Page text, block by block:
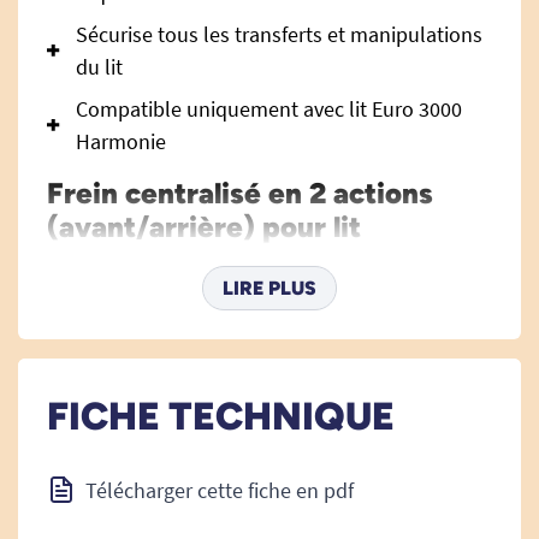
Sécurise tous les transferts et manipulations
du lit
Compatible uniquement avec lit Euro 3000
Harmonie
Frein centralisé en 2 actions
(avant/arrière) pour lit
médicalisé Euro 3000 Harmonie
– Sécurité et praticité réunies
pour lit médicalisé Euro 3000 Harmonie
représente la solution idéale pour offrir un
d’utilisation à toute personne bénéficiant d’un lit
LIRE PLUS
FICHE TECHNIQUE
Télécharger cette fiche en pdf